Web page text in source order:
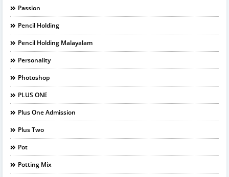
Passion
Pencil Holding
Pencil Holding Malayalam
Personality
Photoshop
PLUS ONE
Plus One Admission
Plus Two
Pot
Potting Mix